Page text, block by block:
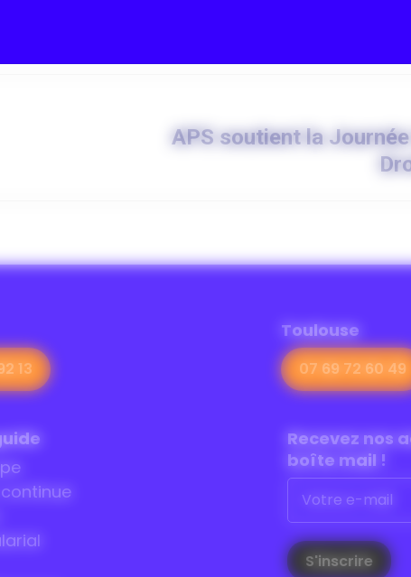
APS soutient la
13
Toulouse
07 69 72 60 49
Recevez nos
boîte mail !